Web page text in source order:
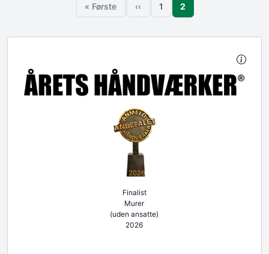
SideinddelingFørste side
« Første
Forrige side
‹‹
Side
1 Side
2
2026
Finalist
Murer
(uden ansatte)
2026